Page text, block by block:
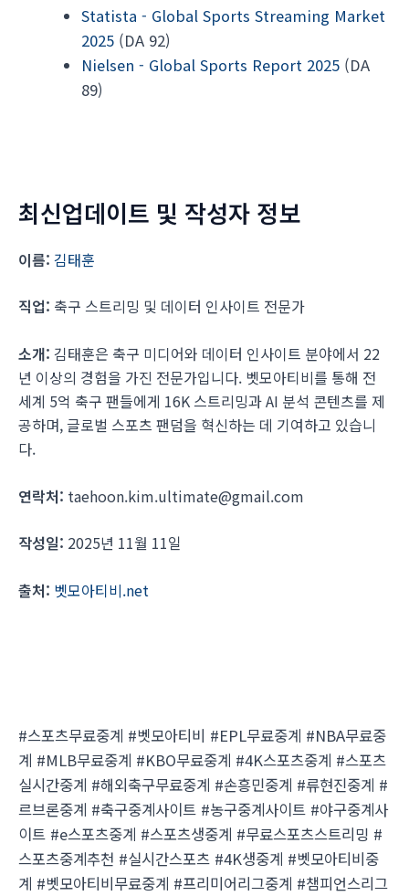
Statista - Global Sports Streaming Market
2025 (DA 92)
Nielsen - Global Sports Report 2025 (DA
89)
최신업데이트 및 작성자 정보
이름: 김태훈
직업: 축구 스트리밍 및 데이터 인사이트 전문가
소개: 김태훈은 축구 미디어와 데이터 인사이트 분야에서 22
년 이상의 경험을 가진 전문가입니다. 벳모아티비를 통해 전
세계 5억 축구 팬들에게 16K 스트리밍과 AI 분석 콘텐츠를 제
공하며, 글로벌 스포츠 팬덤을 혁신하는 데 기여하고 있습니
다.
연락처: taehoon.kim.ultimate@gmail.com
작성일: 2025년 11월 11일
출처: 벳모아티비.net
#스포츠무료중계 #벳모아티비 #EPL무료중계 #NBA무료중
계 #MLB무료중계 #KBO무료중계 #4K스포츠중계 #스포츠
실시간중계 #해외축구무료중계 #손흥민중계 #류현진중계 #
르브론중계 #축구중계사이트 #농구중계사이트 #야구중계사
이트 #e스포츠중계 #스포츠생중계 #무료스포츠스트리밍 #
스포츠중계추천 #실시간스포츠 #4K생중계 #벳모아티비중
계 #벳모아티비무료중계 #프리미어리그중계 #챔피언스리그